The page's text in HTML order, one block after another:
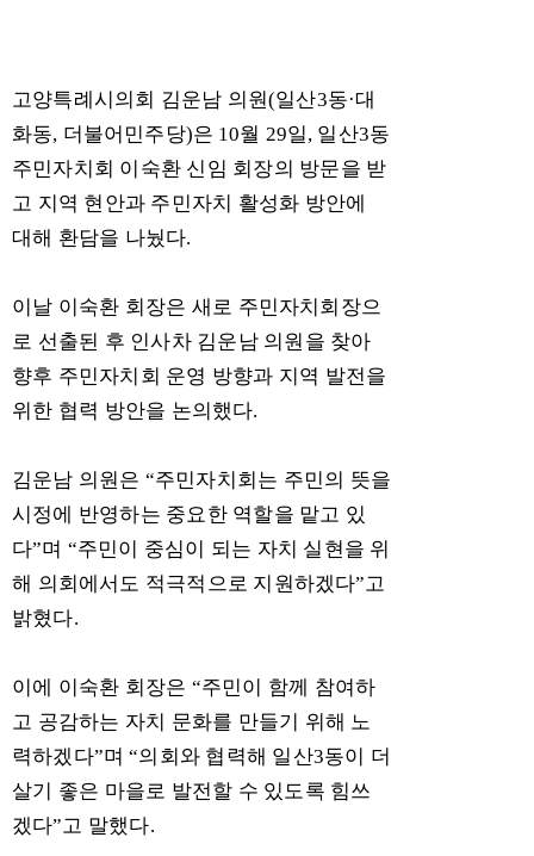
고양특례시의회 김운남 의원(일산3동·대
화동, 더불어민주당)은 10월29일, 일산3동
주민자치회 이숙환 신임 회장의 방문을 받
고 지역 현안과 주민자치 활성화 방안에
대해 환담을 나눴다.
이날 이숙환 회장은 새로 주민자치회장으
로 선출된 후 인사차 김운남 의원을 찾아
향후 주민자치회 운영 방향과 지역 발전을
위한 협력 방안을 논의했다.
김운남 의원은 “주민자치회는 주민의 뜻을
시정에 반영하는 중요한 역할을 맡고 있
다”며 “주민이 중심이 되는 자치 실현을 위
해 의회에서도 적극적으로 지원하겠다”고
밝혔다.
이에 이숙환 회장은 “주민이 함께 참여하
고 공감하는 자치 문화를 만들기 위해 노
력하겠다”며“의회와 협력해 일산3동이 더
살기 좋은 마을로 발전할 수 있도록 힘쓰
겠다”고 말했다.